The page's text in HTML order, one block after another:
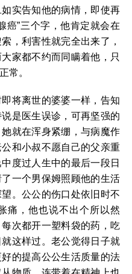
实告知他的病情，即使再
癌”三个字，他肯定就会在
，利害性就完全出来了，
家都不约而同瞒着他，只
常。
将离世的婆婆一样，告知
是医生误诊，可再坚强的
就在浑身紧绷，与病魔作
和小叔不愿自己的父亲重
度过人生中的最后一段日
一个男保姆照顾他的生活
。公公的伤口处依旧时不
痛，他也说不出个所以然
次都开一塑料袋的药，吃
这样过。老公觉得日子就
的提高公公生活质量的法